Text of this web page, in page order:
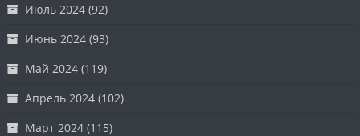
Июль 2024 (92)
Июнь 2024 (93)
Май 2024 (119)
Апрель 2024 (102)
Март 2024 (115)